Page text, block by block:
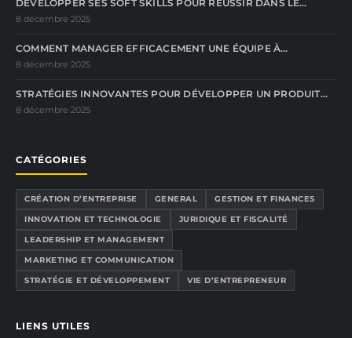
DÉVELOPPER SES SOFT SKILLS POUR RÉUSSIR DANS LE…
8 décembre 2025
COMMENT MANAGER EFFICACEMENT UNE ÉQUIPE À…
8 décembre 2025
STRATÉGIES INNOVANTES POUR DÉVELOPPER UN PRODUIT…
8 décembre 2025
CATÉGORIES
CRÉATION D’ENTREPRISE GENERAL
GESTION ET FINANCES
INNOVATION ET TECHNOLOGIE
JURIDIQUE ET FISCALITÉ
LEADERSHIP ET MANAGEMENT
MARKETING ET COMMUNICATION
STRATÉGIE ET DÉVELOPPEMENT
VIE D’ENTREPRENEUR
LIENS UTILES